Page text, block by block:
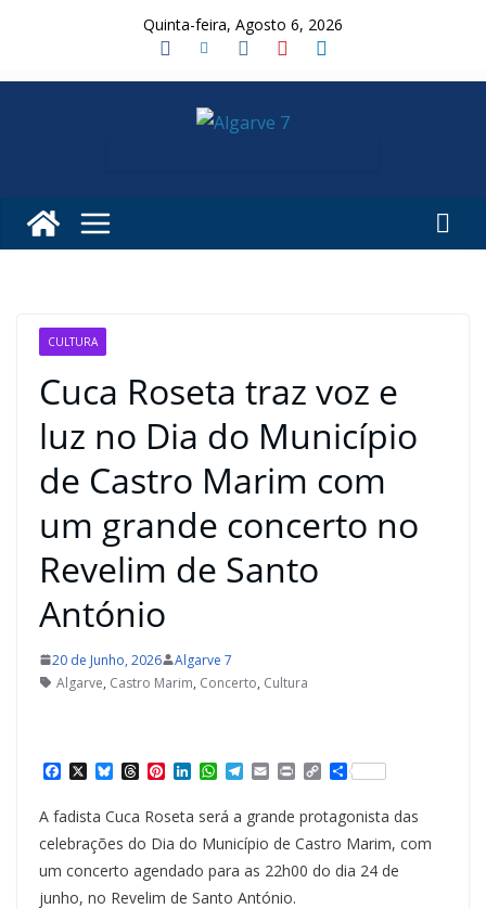
Quinta-feira, Agosto 6, 2026
CULTURA
Cuca Roseta traz voz e
luz no Dia do Município
de Castro Marim com
um grande concerto no
Revelim de Santo
António
20 de Junho, 2026
Algarve 7
Algarve, Castro Marim, Concerto, Cultura
a
e
b
o
o
k
X B
u
e
s
k
y
T
h
r
e
a
d
s
P
t
e
r
e
s
L
k
e
d
I
n
W
h
a
t
s
A
p
p
T
e
e
g
r
a
m
E
m
i
P
n
t
C
o
p
y
L
i
n
S
h
r
e
A fadista Cuca Roseta será a grande protagonista das
celebrações do Dia do Município de Castro Marim, com
um concerto agendado para as 22h00 do dia 24 de
junho, no Revelim de Santo António.